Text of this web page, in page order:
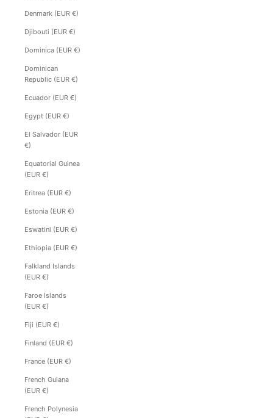
Denmark (EUR €)
Djibouti (EUR €)
Dominica (EUR €)
Dominican
Republic (EUR €)
Ecuador (EUR €)
Egypt (EUR €)
El Salvador (EUR
€)
Equatorial Guinea
(EUR €)
Eritrea (EUR €)
Estonia (EUR €)
Eswatini (EUR €)
Ethiopia (EUR €)
Falkland Islands
(EUR €)
Faroe Islands
(EUR €)
Fiji (EUR €)
Finland (EUR €)
France (EUR €)
French Guiana
(EUR €)
French Polynesia